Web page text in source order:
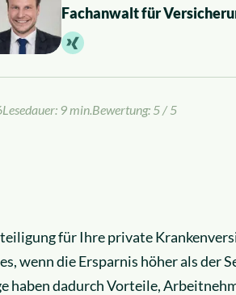
Fachanwalt für
Lesedauer: 9 min.Bewertung: 5 / 5
für Ihre private
wenn die Ersparnis höher als der
haben dadurch Vorteile,